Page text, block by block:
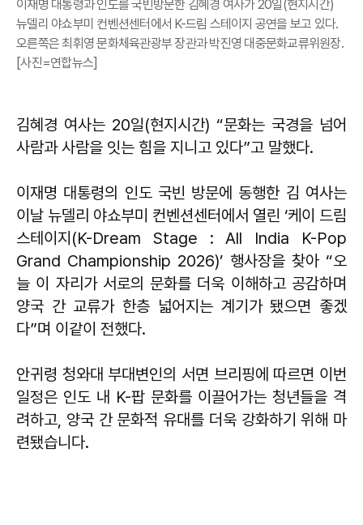
이재명 대통령과 인도를 국빈방문한 김혜경 여사가 20일(현지시간)
뉴델리 야쇼부미 컨벤션센터에서 K-드림 스테이지 공연을 보고 있다.
오른쪽은 최휘영 문화체육관광부 장관과 박진영 대중문화교류위원장.
[사진=연합뉴스]
김혜경 여사는 20일(현지시간) “문화는 국경을 넘어
사람과 사람을 잇는 힘을 지니고 있다”고 말했다.
이재명 대통령의 인도 국빈 방문에 동행한 김 여사는
이날 뉴델리 야쇼부미 컨벤션센터에서 열린 ‘케이 드림
스테이지(K-Dream Stage : All India K-Pop
Grand Championship 2026)’ 행사장을 찾아 “오
늘 이 자리가 서로의 문화를 더욱 이해하고 공감하며
양국 간 교류가 한층 넓어지는 계기가 됐으면 좋겠
다”며 이같이 전했다.
안귀령 청와대 부대변인의 서면 브리핑에 따르면 이번
일정은 인도 내 K-팝 문화를 이끌어가는 청년들을 격
려하고, 양국 간 문화적 유대를 더욱 강화하기 위해 마
련됐습니다.